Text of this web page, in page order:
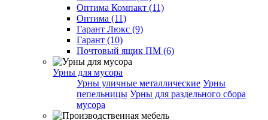
Оптима Компакт (11)
Оптима (11)
Гарант Люкс (9)
Гарант (10)
Почтовый ящик ПМ (6)
Урны для мусора
Урны уличные металлические Урны
пепельницы Урны для раздельного сбора
мусора